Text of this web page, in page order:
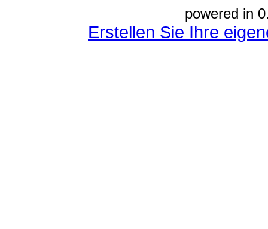
powered in
Erstellen Sie Ihre